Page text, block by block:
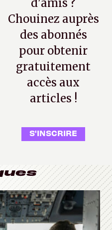
Chouinez auprès
des abonnés
pour obtenir
gratuitement
accès aux
articles !
S'INSCRIRE